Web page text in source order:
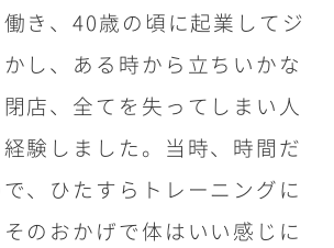
き、40歳の頃に起業してジ
し、ある時から立ちいかな
店、全てを失ってしまい人
験しました。当時、時間だ
、ひたすらトレーニングに
のおかげで体はいい感じに